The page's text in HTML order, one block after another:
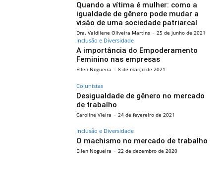
Quando a vítima é mulher: como a
igualdade de gênero pode mudar a
visão de uma sociedade patriarcal
Dra. Valdilene Oliveira Martins - 25 de junho de 2021
Inclusão e Diversidade
A importância do Empoderamento
Feminino nas empresas
Ellen Nogueira - 8 de março de 2021
Colunistas
Desigualdade de gênero no mercado
de trabalho
Caroline Vieira - 24 de fevereiro de 2021
Inclusão e Diversidade
O machismo no mercado de trabalho
Ellen Nogueira - 22 de dezembro de 2020